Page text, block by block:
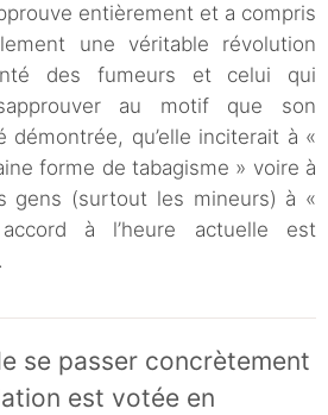
entièrement et a compris
une véritable révolution
des fumeurs et celui qui
au motif que son
démontrée, qu’elle inciterait à «
forme de tabagisme » voire à
gens (surtout les mineurs) à «
à l’heure actuelle est
se passer concrètement
est votée en